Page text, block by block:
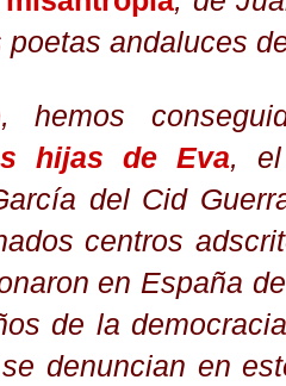
poetas andaluces
hemos
hijas de Eva, el
del Cid
centros
en España
de la
denuncian en